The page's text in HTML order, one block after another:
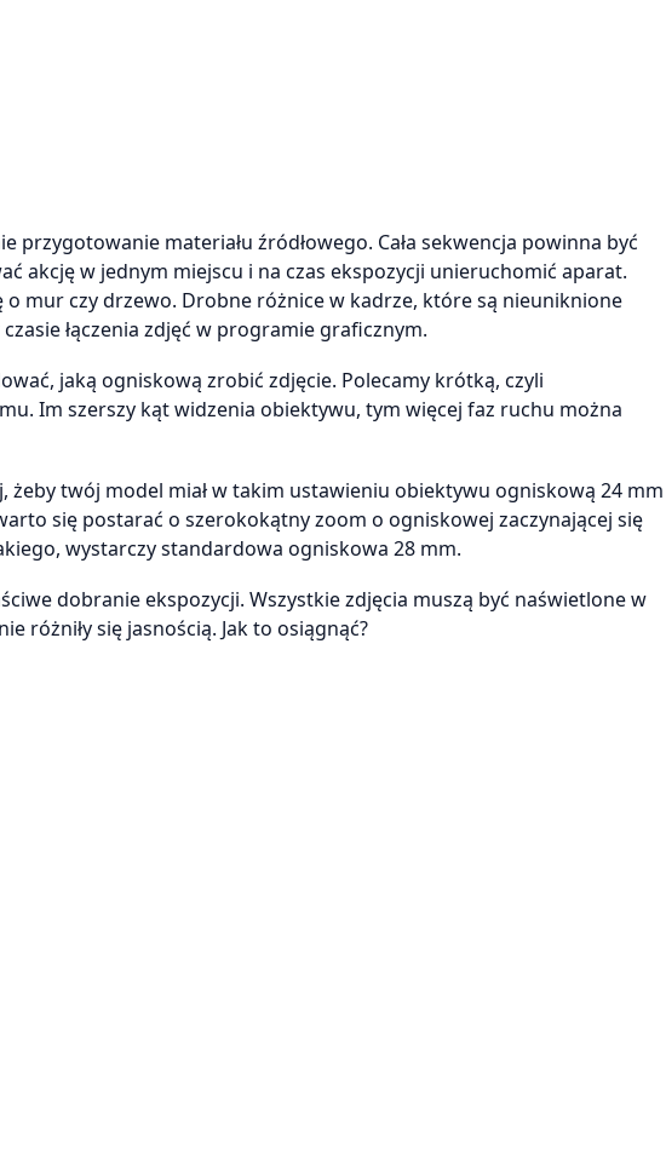
materiału źródłowego. Cała sekwencja powinna być
akcję w jednym miejscu i na czas ekspozycji unieruchomić aparat.
o mur czy drzewo. Drobne różnice w kadrze, które są nieuniknione
łączenia zdjęć w programie graficznym.
jaką ogniskową zrobić zdjęcie. Polecamy krótką, czyli
Im szerszy kąt widzenia obiektywu, tym więcej faz ruchu można
żeby twój model miał w takim ustawieniu obiektywu ogniskową 24 mm
się postarać o szerokokątny zoom o ogniskowej zaczynającej się
wystarczy standardowa ogniskowa 28 mm.
dobranie ekspozycji. Wszystkie zdjęcia muszą być naświetlone w
różniły się jasnością. Jak to osiągnąć?